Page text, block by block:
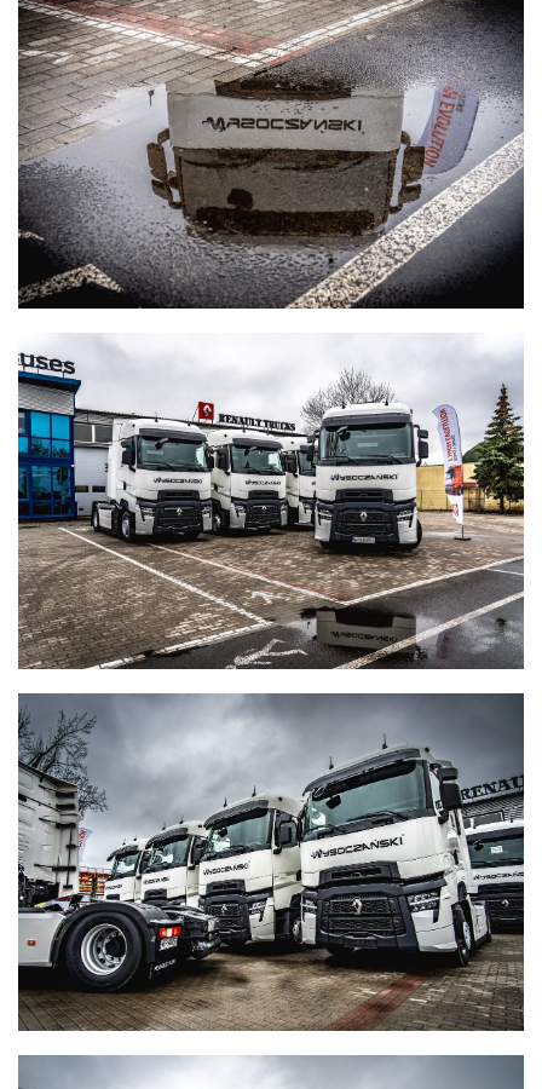
WYSOCZAŃSKI
WYSOCZAŃSKI
Transport - Logistyka
WYSOCZAŃSKI
Transport - Logistyka